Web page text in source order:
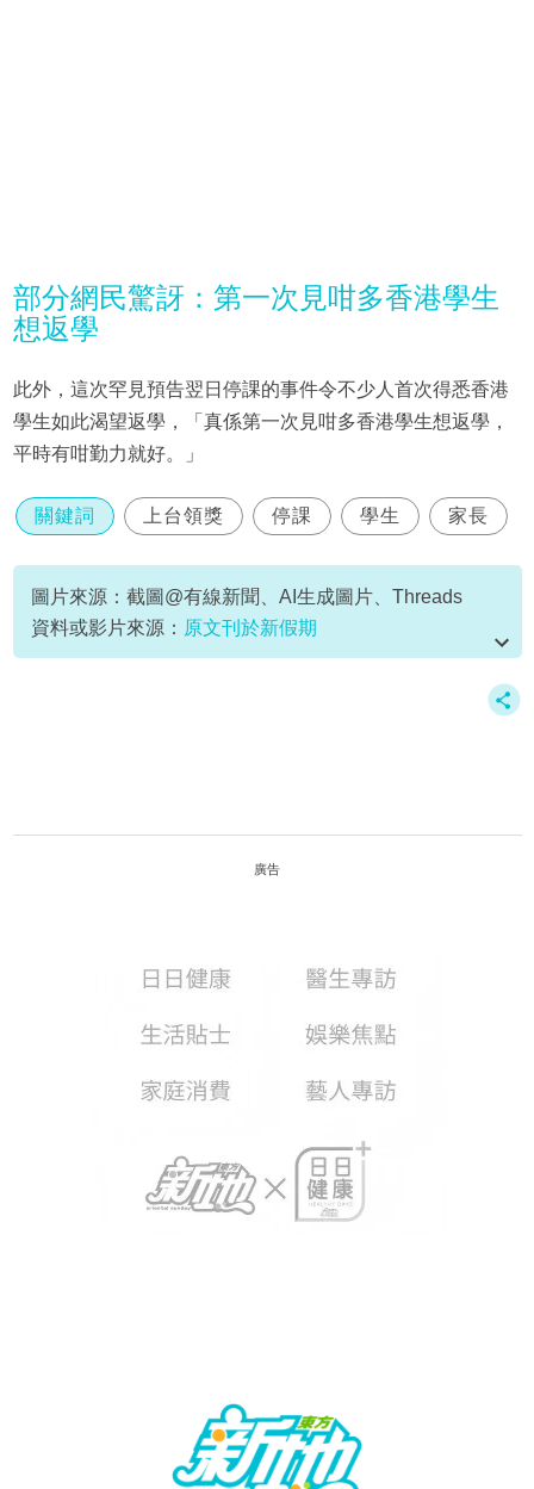
部分網民驚訝：第一次見咁多香港學生
想返學
此外，這次罕見預告翌日停課的事件令不少人首次得悉香港
學生如此渴望返學，「真係第一次見咁多香港學生想返學，
平時有咁勤力就好。」
關鍵詞 上台領獎 停課 學生 家長
圖片來源：截圖@有線新聞、AI生成圖片、Threads
資料或影片來源： 原文刊於新假期
廣告